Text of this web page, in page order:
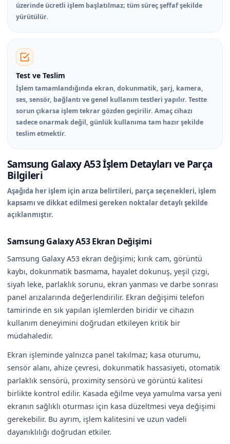
üzerinde ücretli işlem başlatılmaz; tüm süreç şeffaf şekilde
yürütülür.
Test ve Teslim
İşlem tamamlandığında ekran, dokunmatik, şarj, kamera,
ses, sensör, bağlantı ve genel kullanım testleri yapılır. Testte
sorun çıkarsa işlem tekrar gözden geçirilir. Amaç cihazı
sadece onarmak değil, günlük kullanıma tam hazır şekilde
teslim etmektir.
Samsung Galaxy A53 İşlem Detayları ve Parça
Bilgileri
Aşağıda her işlem için arıza belirtileri, parça seçenekleri, işlem
kapsamı ve dikkat edilmesi gereken noktalar detaylı şekilde
açıklanmıştır.
Samsung Galaxy A53 Ekran Değişimi
Samsung Galaxy A53 ekran değişimi; kırık cam, görüntü
kaybı, dokunmatik basmama, hayalet dokunuş, yeşil çizgi,
siyah leke, parlaklık sorunu, ekran yanması ve darbe sonrası
panel arızalarında değerlendirilir. Ekran değişimi telefon
tamirinde en sık yapılan işlemlerden biridir ve cihazın
kullanım deneyimini doğrudan etkileyen kritik bir
müdahaledir.
Ekran işleminde yalnızca panel takılmaz; kasa oturumu,
sensör alanı, ahize çevresi, dokunmatik hassasiyeti, otomatik
parlaklık sensörü, proximity sensörü ve görüntü kalitesi
birlikte kontrol edilir. Kasada eğilme veya yamulma varsa yeni
ekranın sağlıklı oturması için kasa düzeltmesi veya değişimi
gerekebilir. Bu ayrım, işlem kalitesini ve uzun vadeli
dayanıklılığı doğrudan etkiler.